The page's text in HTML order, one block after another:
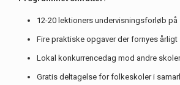
12-20 lektioners undervisningsforløb på
Fire praktiske opgaver der fornyes årligt
Lokal konkurrencedag mod andre skoler
Gratis deltagelse for folkeskoler i